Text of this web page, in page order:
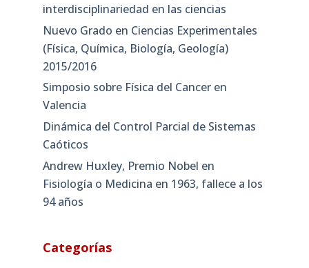
interdisciplinariedad en las ciencias
Nuevo Grado en Ciencias Experimentales
(Física, Química, Biología, Geología)
2015/2016
Simposio sobre Física del Cancer en
Valencia
Dinámica del Control Parcial de Sistemas
Caóticos
Andrew Huxley, Premio Nobel en
Fisiología o Medicina en 1963, fallece a los
94 años
Categorías